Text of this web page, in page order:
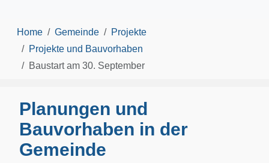
Home Gemeinde
Projekte
Projekte und Bauvorhaben
Baustart am 30. September
Planungen und
Bauvorhaben in der
Gemeinde